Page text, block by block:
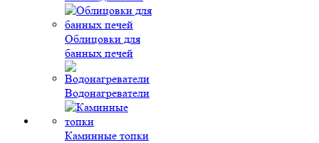
Облицовки для
банных печей
Водонагреватели
Каминные топки